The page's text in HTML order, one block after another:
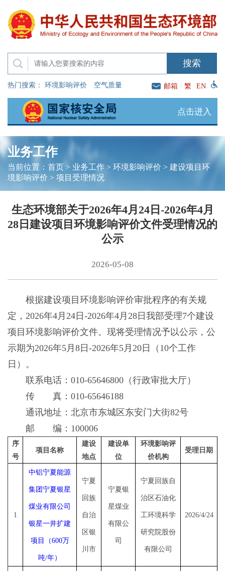
热门搜索： 环境影响评价 空气质量 邮箱 繁 EN
点击进入
业务工作
当前位置： 首页> 业务工作> 环境影响评价 > 建设项目环
境影响评价 > 项目受理情况
生态环境部关于2026年4月24日-2026年4月
28日建设项目环境影响评价文件受理情况的
公示
2026-05-08
根据建设项目环境影响评价审批程序的有关规
定，2026年4月24日-2026年4月28日我部受理7个建设
项目环境影响评价文件。现将受理情况予以公示，公
示期为2026年5月8日-2026年5月20日（10个工作
日）。
联系电话：010-65646800（行政审批大厅）
传 真：010-65646188
通讯地址：北京市东城区东安门大街82号
邮 编：100006
序
号
项目名称
建设
地点
建设单
位
环境影响评
价机构
受理日期
1
中铝宁夏能源
集团宁夏银星
煤业有限公司
银星一井扩建
项目（600万
吨/年）
宁夏
回族
自治
区银
川市
宁夏银
星煤业
有限公
司
宁夏回族自
治区石油化
工环境科学
研究院股份
有限公司
2026/4/24